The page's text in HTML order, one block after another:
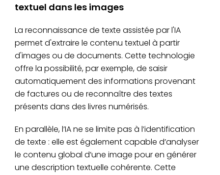
textuel dans les images
La reconnaissance de texte assistée par l'IA
permet d'extraire le contenu textuel à partir
d'images ou de documents. Cette technologie
offre la possibilité, par exemple, de saisir
automatiquement des informations provenant
de factures ou de reconnaître des textes
présents dans des livres numérisés.
En parallèle, l’IA ne se limite pas à l’identification
de texte : elle est également capable d’analyser
le contenu global d’une image pour en générer
une description textuelle cohérente. Cette